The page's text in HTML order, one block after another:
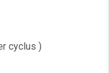
cyclus )